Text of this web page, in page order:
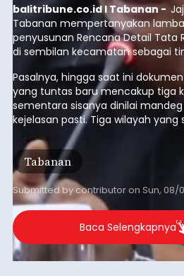
balitribune.co.id I Tabanan -
Tabanan mempertanyakan
penyusunan Rencana Detail Tata
di sembilan kecamatan sebagai
pelaksanaan RTRW.
Pasalnya, hingga saat ini
yang tuntas baru mencakup tiga
sementara sisanya dinilai
kejelasan pasti. Tiga wilayah yang
RDTR tersebut meliputi Kecamatan
Tabanan, dan Selemadeg Barat.
Tabanan
Submitted by contributoron Sun, 08/
Baca Selengkapnya